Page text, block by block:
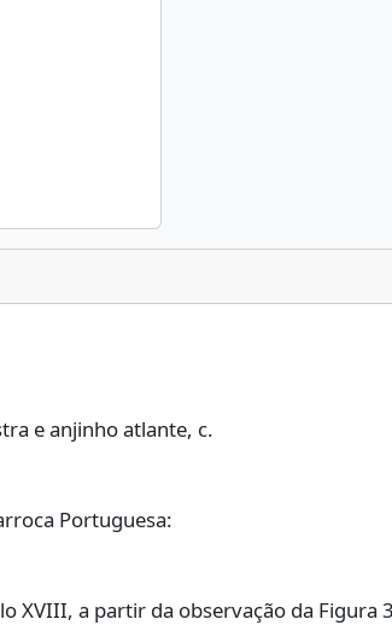
e anjinho atlante, c.
Portuguesa:
XVIII, a partir da observação da Figura